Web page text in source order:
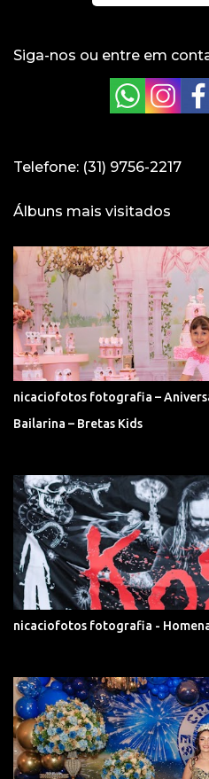
Siga-nos ou entre em
Telefone: (31) 9756-2217
Álbuns mais visitados
nicaciofotos fotografia –
Bailarina – Bretas Kids
nicaciofotos fotografia -